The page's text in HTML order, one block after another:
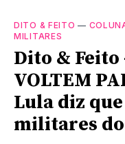
DITO & FEITO —
MILITARES
Dito & Feito
VOLTEM
Lula diz
militares